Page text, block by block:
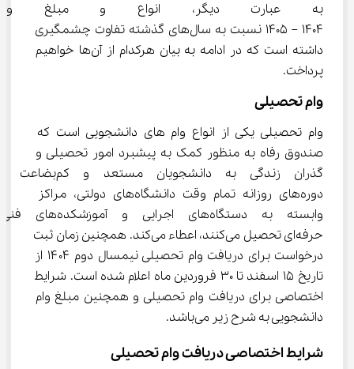
به عبارت دیگر، انواع و مبلغ
1404 – 1405 نسبت به سال‌های گذشته تفاوت چشمگیری
داشته است که در ادامه به بیان هرکدام از آن‌ها خواهیم
پرداخت.
وام تحصیلی
وام تحصیلی یکی از انواع وام های دانشجویی است که
صندوق رفاه به منظور کمک به پیشبرد امور تحصیلی و
گذران زندگی به دانشجویان
دوره‌های روزانه تمام وقت دانشگاه‌های دولتی، مراکز
وابسته به دستگاه‌های اجرایی و
حرفه‌ای تحصیل می‌کنند، اعطاء می‌کند. همچنین زمان ثبت
درخواست برای دریافت وام تحصیلی نیمسال دوم ۱۴۰۴ از
تاریخ ۱۵ اسفند تا ۳۰ فروردین ماه اعلام شده است. شرایط
اختصاصی برای دریافت وام تحصیلی و همچنین مبلغ وام
دانشجویی به شرح زیر می‌باشد.
شرایط اختصاصی دریافت وام تحصیلی